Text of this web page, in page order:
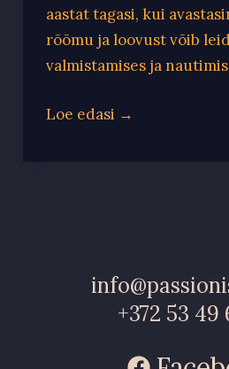
aastat tagasi, kui
rõõmu ja loovust võib
valmistamises ja
Loe edasi →
+372 53 49